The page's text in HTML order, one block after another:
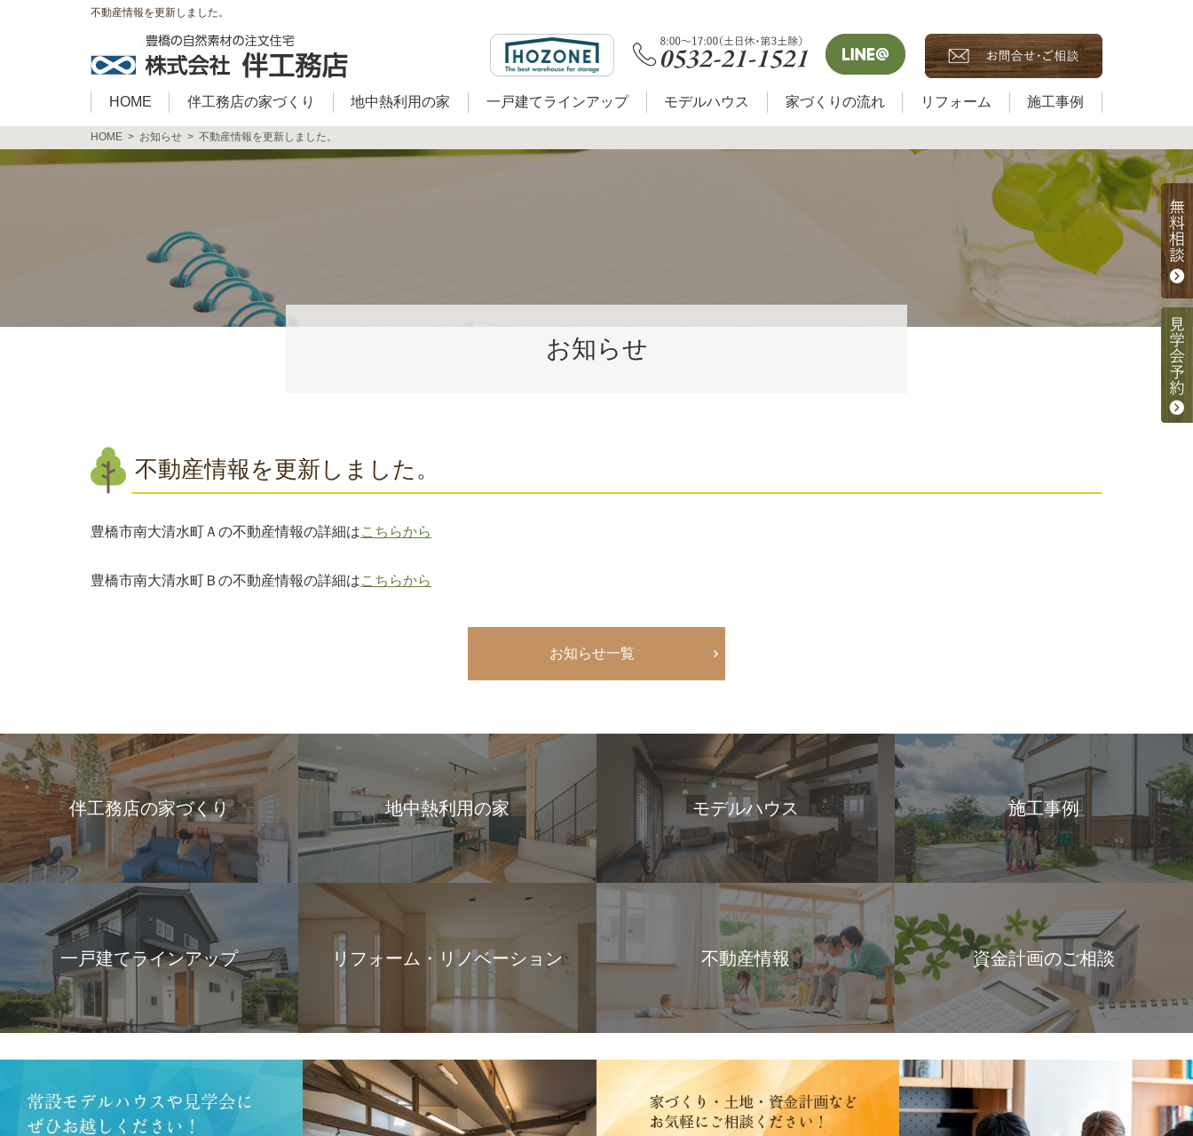
不動産情報を更新しました。
HOME 伴工務店の家づくり 地中熱利用の家 一戸建てラインアップ モデルハウス 家づくりの流れ リフォーム 施工事例
HOME お知らせ 不動産情報を更新しました。
お知らせ
不動産情報を更新しました。
豊橋市南大清水町Ａの不動産情報の詳細はこちらから
豊橋市南大清水町Ｂの不動産情報の詳細はこちらから
お知らせ一覧
伴工務店の家づくり 地中熱利用の家 モデルハウス 施工事例
一戸建てラインアップ リフォーム・リノベーション 不動産情報 資金計画のご相談